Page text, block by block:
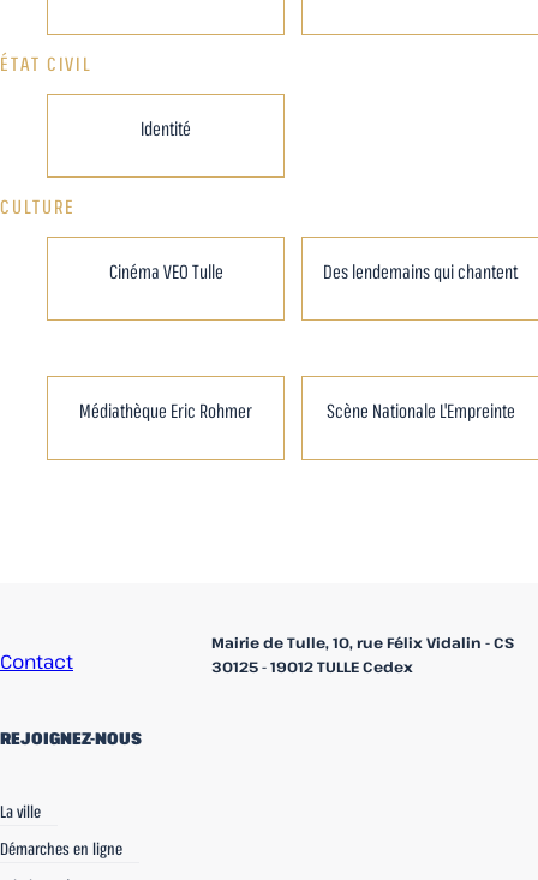
ÉTAT CIVIL
Identité
CULTURE
Cinéma VEO Tulle Des lendemains qui chantent
Médiathèque Eric Rohmer Scène Nationale L'Empreinte
Contact
Mairie de Tulle, 10, rue Félix Vidalin - CS
30125 - 19012 TULLE Cedex
REJOIGNEZ-NOUS
La ville
Démarches en ligne